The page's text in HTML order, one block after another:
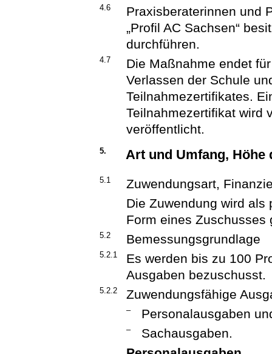
4.6
Praxisberaterinnen und
„Profil AC Sachsen“
durchführen.
4.7
Die Maßnahme endet
Verlassen der Schule
Teilnahmezertifikates.
Teilnahmezertifikat wird
veröffentlicht.
5. Art und Umfang, Höhe
5.1
Zuwendungsart,
Die Zuwendung wird als
Form eines Zuschusses
5.2 Bemessungsgrundlage
5.2.1
Es werden bis zu 100
Ausgaben bezuschusst.
5.2.2 Zuwendungsfähige
– Personalausgaben
–
Sachausgaben.